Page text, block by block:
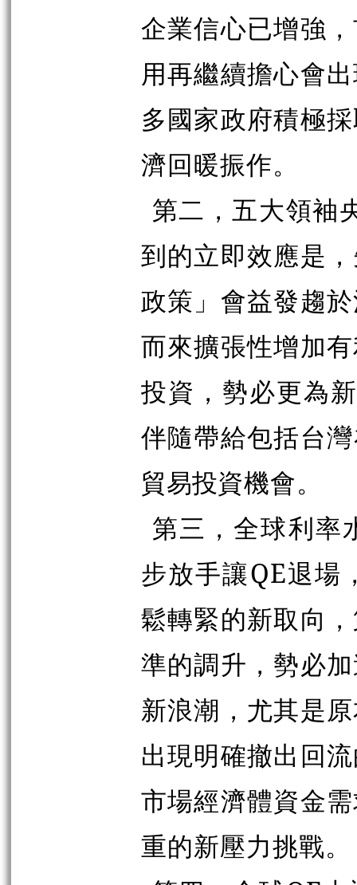
企業信心已增強
用再繼續擔心會
多國家政府積極
濟回暖振作。
第二，五大領袖
到的立即效應是
政策」會益發趨
而來擴張性增加
投資，勢必更為
伴隨帶給包括台
貿易投資機會。
第三，全球利率
步放手讓QE退場
鬆轉緊的新取向
準的調升，勢必
新浪潮，尤其是
出現明確撤出回
市場經濟體資金
重的新壓力挑戰。